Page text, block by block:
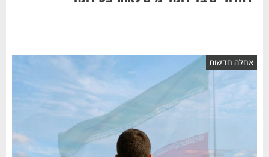
אחלה חדשות